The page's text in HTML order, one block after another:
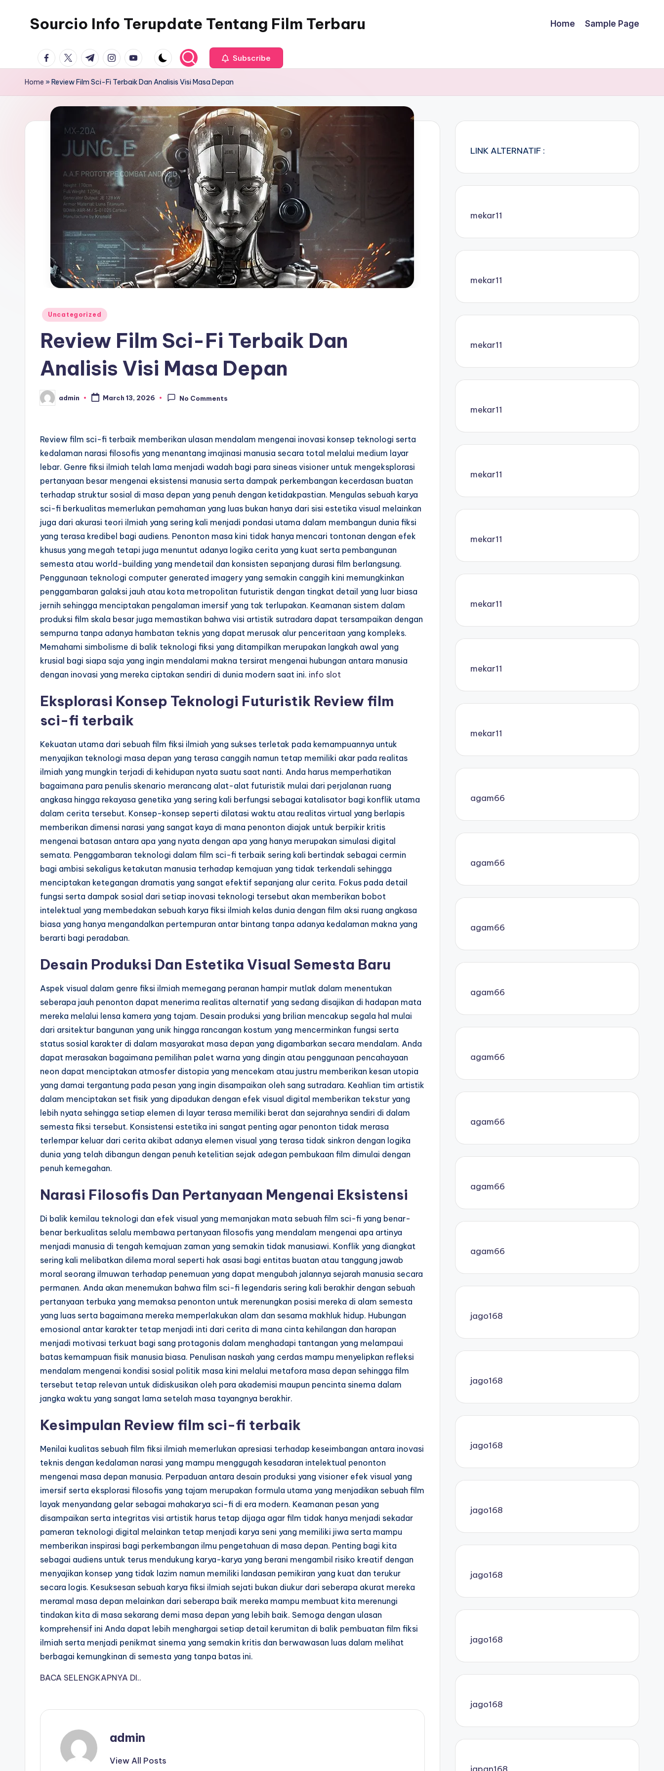
Sourcio Info Terupdate Tentang Film Terbaru Home Sample Page
facebook.com
twitter.com
t.me instagram.com
youtube.com Subscribe
Home »Review Film Sci-Fi Terbaik Dan Analisis Visi Masa Depan
Posted
Uncategorized
Review Film Sci-Fi Terbaik Dan
Analisis Visi Masa Depan
Posted
by
admin March 13, 2026 No Comments
Review film sci-fi terbaik memberikan ulasan mendalam mengenai inovasi konsep teknologi serta
kedalaman narasi filosofis yang menantang imajinasi manusia secara total melalui medium layar
lebar. Genre fiksi ilmiah telah lama menjadi wadah bagi para sineas visioner untuk mengeksplorasi
pertanyaan besar mengenai eksistensi manusia serta dampak perkembangan kecerdasan buatan
terhadap struktur sosial di masa depan yang penuh dengan ketidakpastian. Mengulas sebuah karya
sci-fi berkualitas memerlukan pemahaman yang luas bukan hanya dari sisi estetika visual melainkan
juga dari akurasi teori ilmiah yang sering kali menjadi pondasi utama dalam membangun dunia fiksi
yang terasa kredibel bagi audiens. Penonton masa kini tidak hanya mencari tontonan dengan efek
khusus yang megah tetapi juga menuntut adanya logika cerita yang kuat serta pembangunan
semesta atau world-building yang mendetail dan konsisten sepanjang durasi film berlangsung.
Penggunaan teknologi computer generated imagery yang semakin canggih kini memungkinkan
penggambaran galaksi jauh atau kota metropolitan futuristik dengan tingkat detail yang luar biasa
jernih sehingga menciptakan pengalaman imersif yang tak terlupakan. Keamanan sistem dalam
produksi film skala besar juga memastikan bahwa visi artistik sutradara dapat tersampaikan dengan
sempurna tanpa adanya hambatan teknis yang dapat merusak alur penceritaan yang kompleks.
Memahami simbolisme di balik teknologi fiksi yang ditampilkan merupakan langkah awal yang
krusial bagi siapa saja yang ingin mendalami makna tersirat mengenai hubungan antara manusia
dengan inovasi yang mereka ciptakan sendiri di dunia modern saat ini. info slot
Eksplorasi Konsep Teknologi Futuristik Review film
sci-fi terbaik
Kekuatan utama dari sebuah film fiksi ilmiah yang sukses terletak pada kemampuannya untuk
menyajikan teknologi masa depan yang terasa canggih namun tetap memiliki akar pada realitas
ilmiah yang mungkin terjadi di kehidupan nyata suatu saat nanti. Anda harus memperhatikan
bagaimana para penulis skenario merancang alat-alat futuristik mulai dari perjalanan ruang
angkasa hingga rekayasa genetika yang sering kali berfungsi sebagai katalisator bagi konflik utama
dalam cerita tersebut. Konsep-konsep seperti dilatasi waktu atau realitas virtual yang berlapis
memberikan dimensi narasi yang sangat kaya di mana penonton diajak untuk berpikir kritis
mengenai batasan antara apa yang nyata dengan apa yang hanya merupakan simulasi digital
semata. Penggambaran teknologi dalam film sci-fi terbaik sering kali bertindak sebagai cermin
bagi ambisi sekaligus ketakutan manusia terhadap kemajuan yang tidak terkendali sehingga
menciptakan ketegangan dramatis yang sangat efektif sepanjang alur cerita. Fokus pada detail
fungsi serta dampak sosial dari setiap inovasi teknologi tersebut akan memberikan bobot
intelektual yang membedakan sebuah karya fiksi ilmiah kelas dunia dengan film aksi ruang angkasa
biasa yang hanya mengandalkan pertempuran antar bintang tanpa adanya kedalaman makna yang
berarti bagi peradaban.
Desain Produksi Dan Estetika Visual Semesta Baru
Aspek visual dalam genre fiksi ilmiah memegang peranan hampir mutlak dalam menentukan
seberapa jauh penonton dapat menerima realitas alternatif yang sedang disajikan di hadapan mata
mereka melalui lensa kamera yang tajam. Desain produksi yang brilian mencakup segala hal mulai
dari arsitektur bangunan yang unik hingga rancangan kostum yang mencerminkan fungsi serta
status sosial karakter di dalam masyarakat masa depan yang digambarkan secara mendalam. Anda
dapat merasakan bagaimana pemilihan palet warna yang dingin atau penggunaan pencahayaan
neon dapat menciptakan atmosfer distopia yang mencekam atau justru memberikan kesan utopia
yang damai tergantung pada pesan yang ingin disampaikan oleh sang sutradara. Keahlian tim artistik
dalam menciptakan set fisik yang dipadukan dengan efek visual digital memberikan tekstur yang
lebih nyata sehingga setiap elemen di layar terasa memiliki berat dan sejarahnya sendiri di dalam
semesta fiksi tersebut. Konsistensi estetika ini sangat penting agar penonton tidak merasa
terlempar keluar dari cerita akibat adanya elemen visual yang terasa tidak sinkron dengan logika
dunia yang telah dibangun dengan penuh ketelitian sejak adegan pembukaan film dimulai dengan
penuh kemegahan.
Narasi Filosofis Dan Pertanyaan Mengenai Eksistensi
Di balik kemilau teknologi dan efek visual yang memanjakan mata sebuah film sci-fi yang benar-
benar berkualitas selalu membawa pertanyaan filosofis yang mendalam mengenai apa artinya
menjadi manusia di tengah kemajuan zaman yang semakin tidak manusiawi. Konflik yang diangkat
sering kali melibatkan dilema moral seperti hak asasi bagi entitas buatan atau tanggung jawab
moral seorang ilmuwan terhadap penemuan yang dapat mengubah jalannya sejarah manusia secara
permanen. Anda akan menemukan bahwa film sci-fi legendaris sering kali berakhir dengan sebuah
pertanyaan terbuka yang memaksa penonton untuk merenungkan posisi mereka di alam semesta
yang luas serta bagaimana mereka memperlakukan alam dan sesama makhluk hidup. Hubungan
emosional antar karakter tetap menjadi inti dari cerita di mana cinta kehilangan dan harapan
menjadi motivasi terkuat bagi sang protagonis dalam menghadapi tantangan yang melampaui
batas kemampuan fisik manusia biasa. Penulisan naskah yang cerdas mampu menyelipkan refleksi
mendalam mengenai kondisi sosial politik masa kini melalui metafora masa depan sehingga film
tersebut tetap relevan untuk didiskusikan oleh para akademisi maupun pencinta sinema dalam
jangka waktu yang sangat lama setelah masa tayangnya berakhir.
Kesimpulan Review film sci-fi terbaik
Menilai kualitas sebuah film fiksi ilmiah memerlukan apresiasi terhadap keseimbangan antara inovasi
teknis dengan kedalaman narasi yang mampu menggugah kesadaran intelektual penonton
mengenai masa depan manusia. Perpaduan antara desain produksi yang visioner efek visual yang
imersif serta eksplorasi filosofis yang tajam merupakan formula utama yang menjadikan sebuah film
layak menyandang gelar sebagai mahakarya sci-fi di era modern. Keamanan pesan yang
disampaikan serta integritas visi artistik harus tetap dijaga agar film tidak hanya menjadi sekadar
pameran teknologi digital melainkan tetap menjadi karya seni yang memiliki jiwa serta mampu
memberikan inspirasi bagi perkembangan ilmu pengetahuan di masa depan. Penting bagi kita
sebagai audiens untuk terus mendukung karya-karya yang berani mengambil risiko kreatif dengan
menyajikan konsep yang tidak lazim namun memiliki landasan pemikiran yang kuat dan terukur
secara logis. Kesuksesan sebuah karya fiksi ilmiah sejati bukan diukur dari seberapa akurat mereka
meramal masa depan melainkan dari seberapa baik mereka mampu membuat kita merenungi
tindakan kita di masa sekarang demi masa depan yang lebih baik. Semoga dengan ulasan
komprehensif ini Anda dapat lebih menghargai setiap detail kerumitan di balik pembuatan film fiksi
ilmiah serta menjadi penikmat sinema yang semakin kritis dan berwawasan luas dalam melihat
berbagai kemungkinan di semesta yang tanpa batas ini.
BACA SELENGKAPNYA DI..
admin
View All Posts
LINK ALTERNATIF :
mekar11
mekar11
mekar11
mekar11
mekar11
mekar11
mekar11
mekar11
mekar11
agam66
agam66
agam66
agam66
agam66
agam66
agam66
agam66
jago168
jago168
jago168
jago168
jago168
jago168
jago168